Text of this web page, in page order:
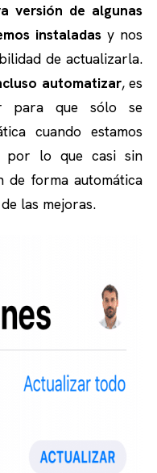
versión de algunas
instaladasy nos
de actualizarla.
automatizar, es
para que sólo se
cuando estamos
por lo que casi sin
de forma automática
las mejoras.